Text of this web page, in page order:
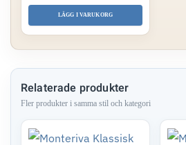
LÄGG I VARUKORG
Relaterade produkter